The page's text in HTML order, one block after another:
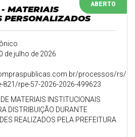
ABERTO
MATERIAIS
PERSONALIZADOS
de julho de 2026
processos/rs/
821/rpe-57-2026-2026-499623
MATERIAIS INSTITUCIONAIS
DISTRIBUIÇÃO DURANTE
REALIZADOS PELA PREFEITURA